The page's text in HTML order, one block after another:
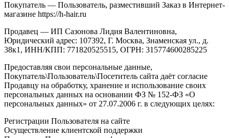
Покупатель — Пользователь, разместивший Заказ в Интернет-
магазине https://h-hair.ru
Продавец — ИП Сазонова Лидия Валентиновна,
Юридический адрес: 107392, Г. Москва, Знаменская ул., д.
38к1, ИНН/КПП: 771820525515, ОГРН: 315774600285225
Предоставляя свои персональные данные,
Покупатель\Пользователь\Посетитель сайта даёт согласие
Продавцу на обработку, хранение и использование своих
персональных данных на основании ФЗ № 152-ФЗ «О
персональных данных» от 27.07.2006 г. в следующих целях:
Регистрации Пользователя на сайте
Осуществление клиентской поддержки